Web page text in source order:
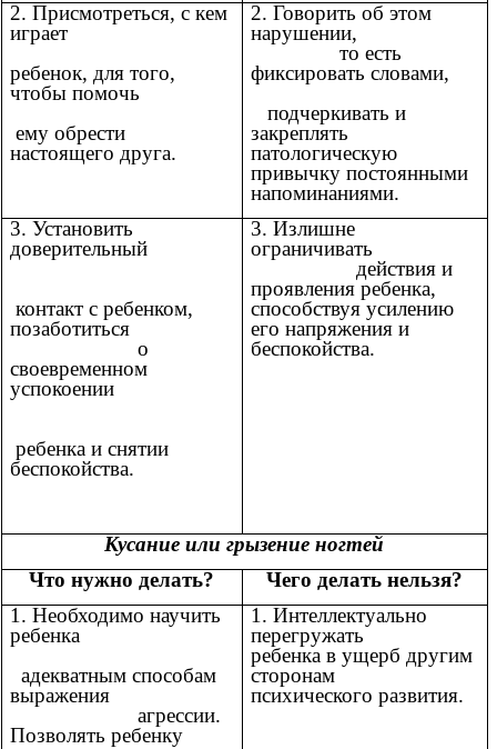
2. Присмотреться, с кем
играет
ребенок, для того,
чтобы помочь
ему обрести
настоящего друга.
2. Говорить об этом
нарушении,
то есть
фиксировать словами,
подчеркивать и
закреплять
патологическую
привычку постоянными
напоминаниями.
3. Установить
доверительный
контакт с ребенком,
позаботиться
о
своевременном
успокоении
ребенка и снятии
беспокойства.
3. Излишне
ограничивать
действия и
проявления ребенка,
способствуя усилению
его напряжения и
беспокойства.
Кусание или грызение ногтей
Что нужно делать?
Чего делать нельзя?
1. Необходимо научить
ребенка
адекватным способам
выражения
агрессии.
Позволять ребенку
1. Интеллектуально
перегружать
ребенка в ущерб другим
сторонам
психического развития.